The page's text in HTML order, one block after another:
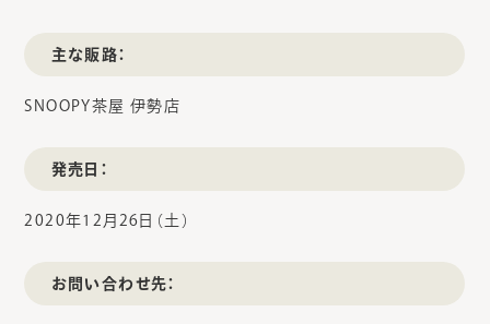
主な販路：
SNOOPY茶屋 伊勢店
発売日：
2020年12月26日（土）
お問い合わせ先：